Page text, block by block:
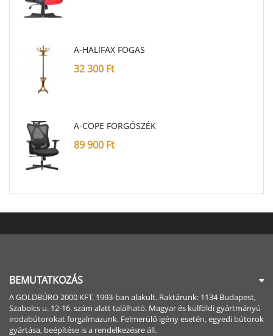
A-HALIFAX FOGAS
32 300 Ft
A-COPE FORGÓSZÉK
89 900 Ft
BEMUTATKOZÁS
A GOLDBÜRO 2000 KFT. 1993-ban alakult. Raktárunk: 1134 Budapest,
Szabolcs u. 12-16. szám alatt található. Magyar és külföldi gyártmányú
irodabútorokat forgalmazunk. Felmerülő igény esetén, egyedi bútorok
gyártása, beépítése is a rendelkezésre áll.